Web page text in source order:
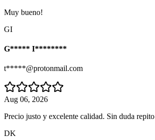
Muy bueno!
GI
G***** I********
t*****@protonmail.com
Aug 06, 2026
Precio justo y excelente calidad. Sin duda repito
DK